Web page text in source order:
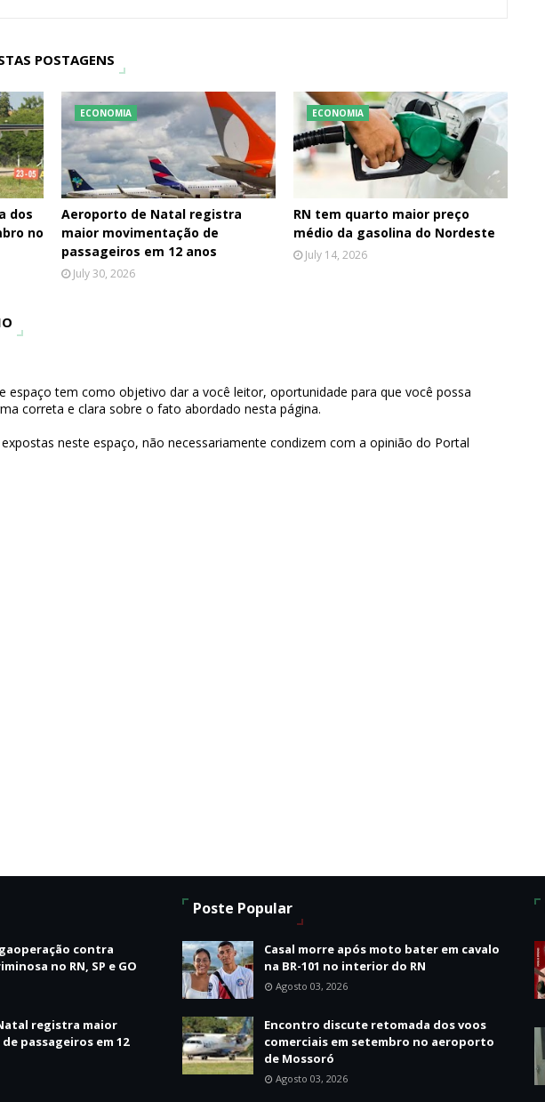
POSTAGENS
dos
no
ECONOMIA
Aeroporto de Natal registra
maior movimentação de
passageiros em 12 anos
July 30, 2026
ECONOMIA
RN tem quarto maior preço
médio da gasolina do Nordeste
July 14, 2026
espaço tem como objetivo dar a você leitor, oportunidade para que você possa
correta e clara sobre o fato abordado nesta página.
neste espaço, não necessariamente condizem com a opinião do Portal
contra
no RN, SP e GO
registra maior
passageiros em 12
Poste Popular
Casal morre após moto bater em cavalo
na BR-101 no interior do RN
Agosto 03, 2026
Encontro discute retomada dos voos
comerciais em setembro no aeroporto
de Mossoró
Agosto 03, 2026